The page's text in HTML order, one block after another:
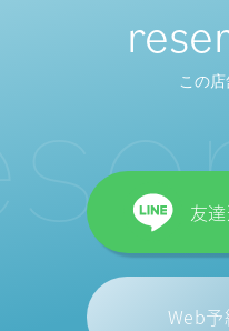
この
友
Web予
er